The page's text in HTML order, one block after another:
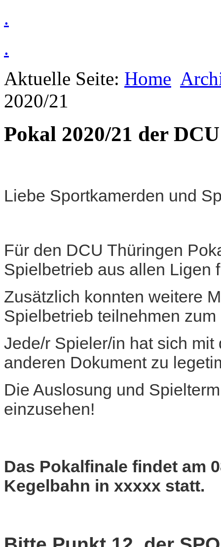
.
.
Aktuelle Seite: Home
2020/21
Pokal 2020/21 der
Liebe Sportkamerden und
Für den DCU Thüringen
Spielbetrieb aus allen Ligen
Zusätzlich konnten weitere
Spielbetrieb teilnehmen
Jede/r Spieler/in hat sich
anderen Dokument zu
Die Auslosung und
einzusehen!
Das Pokalfinale findet am
Kegelbahn in xxxxx statt.